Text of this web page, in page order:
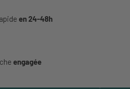
en 24-48h
engagée